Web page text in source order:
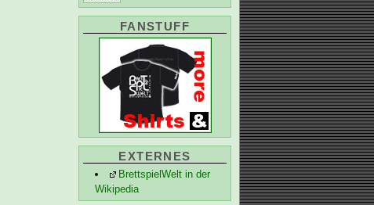
FANSTUFF
EXTERNES
BrettspielWelt in der
Wikipedia